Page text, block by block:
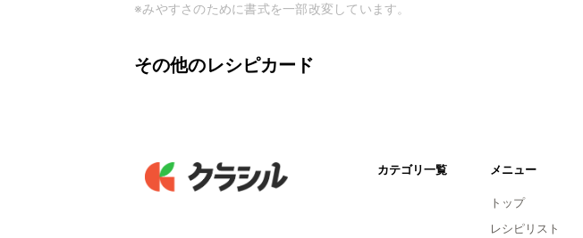
※みやすさのために書式を一部改変しています。
その他のレシピカード
カテゴリ一覧 メニュー
トップ
レシピリスト